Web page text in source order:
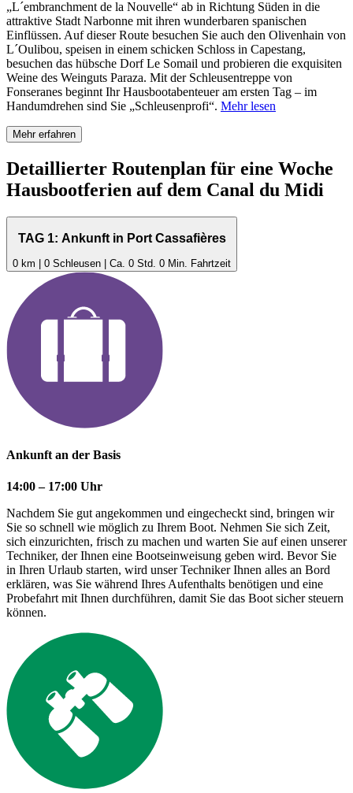
„L´embranchment de la Nouvelle“ ab in Richtung Süden in die
attraktive Stadt Narbonne mit ihren wunderbaren spanischen
Einflüssen. Auf dieser Route besuchen Sie auch den Olivenhain von
L´Oulibou, speisen in einem schicken Schloss in Capestang,
besuchen das hübsche Dorf Le Somail und probieren die exquisiten
Weine des Weinguts Paraza. Mit der Schleusentreppe von
Fonseranes beginnt Ihr Hausbootabenteuer am ersten Tag – im
Handumdrehen sind Sie „Schleusenprofi“. Mehr lesen
Mehr erfahren
Detaillierter Routenplan für eine Woche
Hausbootferien auf dem Canal du Midi
TAG 1: Ankunft in Port Cassafières
0 km | 0 Schleusen | Ca. 0 Std. 0 Min. Fahrtzeit
Ankunft an der Basis
14:00 – 17:00 Uhr
Nachdem Sie gut angekommen und eingecheckt sind, bringen wir
Sie so schnell wie möglich zu Ihrem Boot. Nehmen Sie sich Zeit,
sich einzurichten, frisch zu machen und warten Sie auf einen unserer
Techniker, der Ihnen eine Bootseinweisung geben wird. Bevor Sie
in Ihren Urlaub starten, wird unser Techniker Ihnen alles an Bord
erklären, was Sie während Ihres Aufenthalts benötigen und eine
Probefahrt mit Ihnen durchführen, damit Sie das Boot sicher steuern
können.